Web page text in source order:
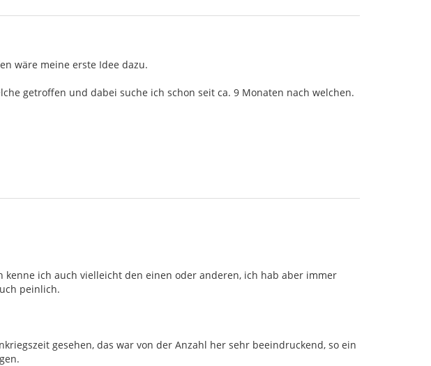
wäre meine erste Idee dazu.
getroffen und dabei suche ich schon seit ca. 9 Monaten nach welchen.
kenne ich auch vielleicht den einen oder anderen, ich hab aber immer
peinlich.
gesehen, das war von der Anzahl her sehr beeindruckend, so ein